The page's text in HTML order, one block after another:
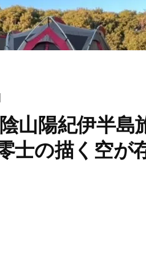
山陽紀伊半
士の描く空が